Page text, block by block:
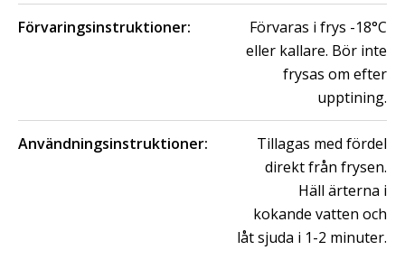
Förvaringsinstruktioner:
Förvaras i frys -18°C
eller kallare. Bör inte
frysas om efter
upptining.
Användningsinstruktioner:
Tillagas med fördel
direkt från frysen.
Häll ärterna i
kokande vatten och
låt sjuda i 1-2 minuter.